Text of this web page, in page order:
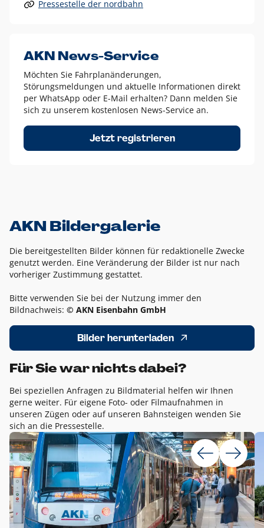
Alle anderen Logo-Varianten dürfen nur in Ausnahmefällen
Diese Ausnahmen sind zum Beispiel:
dem AKN Blau,
weißes Logo auf Fotohintergründen,
schwarzes Logo für reine Schwarz-Weiß-Umsetzungen
Um das Logo herum muss ein Schutzraum von jeweils einer
Höhe bzw. Breite des N aus AKN in alle Richtungen
Pressestelle der nordbahn
AKN News-Service
Möchten Sie Fahrplanänderungen,
Störungsmeldungen und aktuelle Informationen direkt
per WhatsApp oder E-Mail erhalten? Dann melden Sie
sich zu unserem kostenlosen News-Service an.
Jetzt registrieren
AKN Bildergalerie
Die bereitgestellten Bilder können für redaktionelle Zwecke
genutzt werden. Eine Veränderung der Bilder ist nur nach
vorheriger Zustimmung gestattet.
Bitte verwenden Sie bei der Nutzung immer den
Bildnachweis: © AKN Eisenbahn GmbH
Bilder herunterladen
Für Sie war nichts dabei?
Bei speziellen Anfragen zu Bildmaterial helfen wir Ihnen
gerne weiter. Für eigene Foto- oder Filmaufnahmen in
unseren Zügen oder auf unseren Bahnsteigen wenden Sie
sich an die Pressestelle.